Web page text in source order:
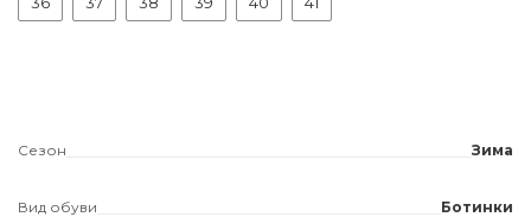
Сезон Зима
Вид обуви Ботинки